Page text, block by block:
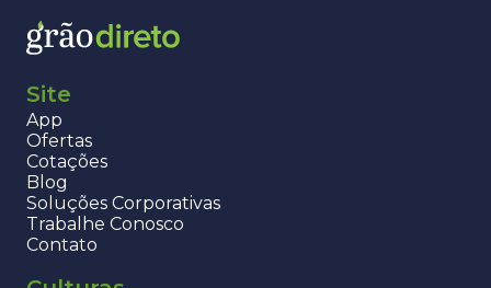
Site
App
Ofertas
Cotações
Blog
Soluções Corporativas
Trabalhe Conosco
Contato